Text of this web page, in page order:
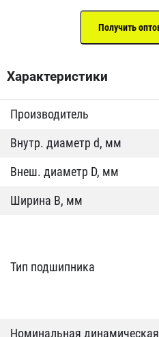
Характеристики
Производитель
Внутр. диаметр d, мм
Внеш. диаметр D, мм
Ширина B, мм
Тип подшипника
Номинальная динамическая